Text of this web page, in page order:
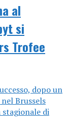
al
si
Trofee
dopo un
Brussels
di